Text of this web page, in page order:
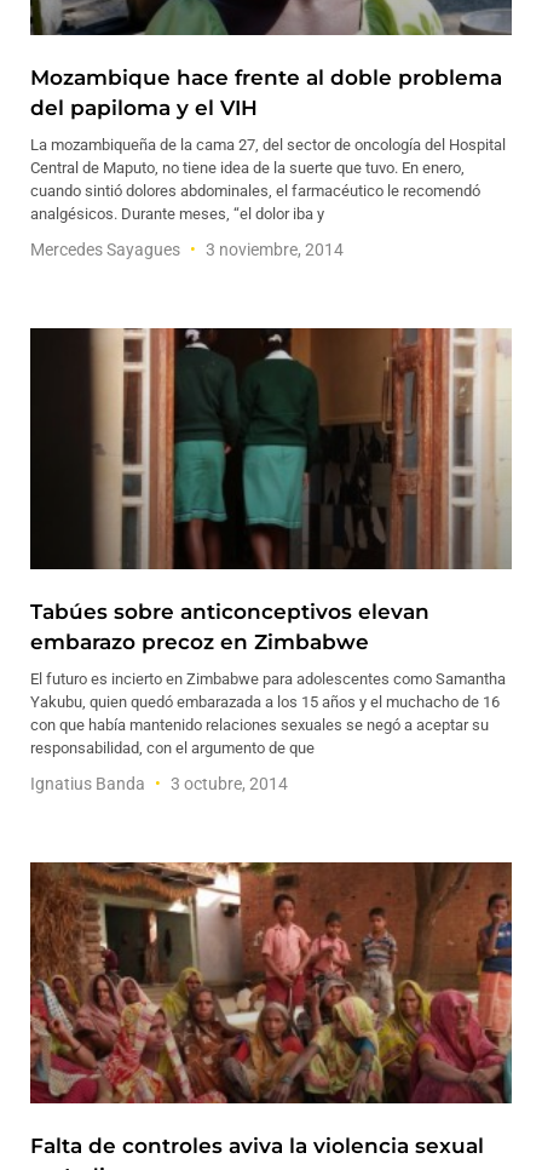
Mozambique hace frente al doble problema
del papiloma y el VIH
La mozambiqueña de la cama 27, del sector de oncología del Hospital
Central de Maputo, no tiene idea de la suerte que tuvo. En enero,
cuando sintió dolores abdominales, el farmacéutico le recomendó
analgésicos. Durante meses, “el dolor iba y
Mercedes Sayagues 3 noviembre, 2014
Tabúes sobre anticonceptivos elevan
embarazo precoz en Zimbabwe
El futuro es incierto en Zimbabwe para adolescentes como Samantha
Yakubu, quien quedó embarazada a los 15 años y el muchacho de 16
con que había mantenido relaciones sexuales se negó a aceptar su
responsabilidad, con el argumento de que
Ignatius Banda 3 octubre, 2014
Falta de controles aviva la violencia sexual